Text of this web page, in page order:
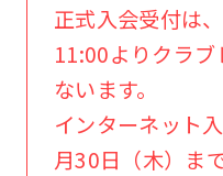
正式入会受付は
11:00よりクラブ
ないます。
インターネット
月30日（木）ま